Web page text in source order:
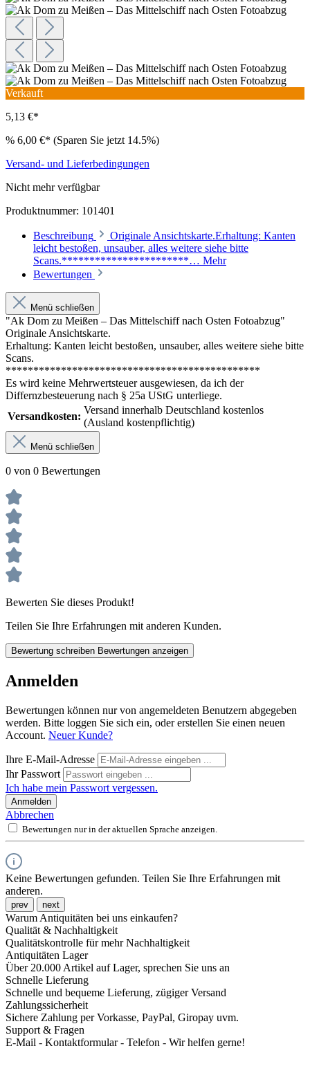
Verkauft
5,13 €*
% 6,00 €* (Sparen Sie jetzt 14.5%)
Versand- und Lieferbedingungen
Nicht mehr verfügbar
Produktnummer: 101401
Beschreibung
Originale Ansichtskarte.Erhaltung: Kanten
leicht bestoßen, unsauber, alles weitere siehe bitte
Scans.***********************… Mehr
Bewertungen
Menü schließen
"Ak Dom zu Meißen – Das Mittelschiff nach Osten Fotoabzug"
Originale Ansichtskarte.
Erhaltung: Kanten leicht bestoßen, unsauber, alles weitere siehe bitte
Scans.
**********************************************
Es wird keine Mehrwertsteuer ausgewiesen, da ich der
Differnzbesteuerung nach § 25a UStG unterliege.
Versandkosten:
Versand innerhalb Deutschland kostenlos
(Ausland kostenpflichtig)
Menü schließen
0 von 0 Bewertungen
Bewerten Sie dieses Produkt!
Teilen Sie Ihre Erfahrungen mit anderen Kunden.
Bewertung schreiben Bewertungen anzeigen
Anmelden
Bewertungen können nur von angemeldeten Benutzern abgegeben
werden. Bitte loggen Sie sich ein, oder erstellen Sie einen neuen
Account. Neuer Kunde?
Ihre E-Mail-Adresse
Ihr Passwort
Ich habe mein Passwort vergessen.
Anmelden
Abbrechen
Bewertungen nur in der aktuellen Sprache anzeigen.
Keine Bewertungen gefunden. Teilen Sie Ihre Erfahrungen mit
anderen.
prev next
Warum Antiquitäten bei uns einkaufen?
Qualität & Nachhaltigkeit
Qualitätskontrolle für mehr Nachhaltigkeit
Antiquitäten Lager
Über 20.000 Artikel auf Lager, sprechen Sie uns an
Schnelle Lieferung
Schnelle und bequeme Lieferung, zügiger Versand
Zahlungssicherheit
Sichere Zahlung per Vorkasse, PayPal, Giropay uvm.
Support & Fragen
E-Mail - Kontaktformular - Telefon - Wir helfen gerne!